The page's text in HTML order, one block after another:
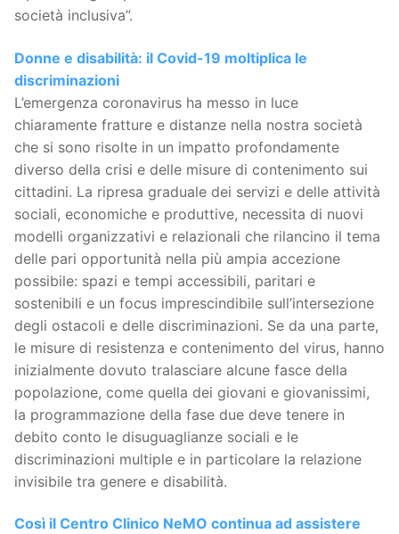
società inclusiva”.
Donne e disabilità: il Covid-19 moltiplica le
discriminazioni
L’emergenza coronavirus ha messo in luce
chiaramente fratture e distanze nella nostra società
che si sono risolte in un impatto profondamente
diverso della crisi e delle misure di contenimento sui
cittadini. La ripresa graduale dei servizi e delle attività
sociali, economiche e produttive, necessita di nuovi
modelli organizzativi e relazionali che rilancino il tema
delle pari opportunità nella più ampia accezione
possibile: spazi e tempi accessibili, paritari e
sostenibili e un focus imprescindibile sull’intersezione
degli ostacoli e delle discriminazioni. Se da una parte,
le misure di resistenza e contenimento del virus, hanno
inizialmente dovuto tralasciare alcune fasce della
popolazione, come quella dei giovani e giovanissimi,
la programmazione della fase due deve tenere in
debito conto le disuguaglianze sociali e le
discriminazioni multiple e in particolare la relazione
invisibile tra genere e disabilità.
Così il Centro Clinico NeMO continua ad assistere